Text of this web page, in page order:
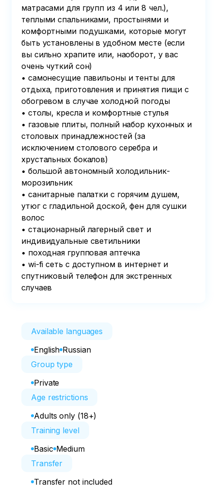
матрасами для групп из 4 или 8 чел.),
теплыми спальниками, простынями и
комфортными подушками, которые могут
быть установлены в удобном месте (если
вы сильно храпите или, наоборот, у вас
очень чуткий сон)
• самонесущие павильоны и тенты для
отдыха, приготовления и принятия пищи с
обогревом в случае холодной погоды
• столы, кресла и комфортные стулья
• газовые плиты, полный набор кухонных и
столовых принадлежностей (за
исключением столового серебра и
хрустальных бокалов)
• большой автономный холодильник-
морозильник
• санитарные палатки с горячим душем,
утюг с гладильной доской, фен для сушки
волос
• стационарный лагерный свет и
индивидуальные светильники
• походная групповая аптечка
• wi-fi сеть с доступном в интернет и
спутниковый телефон для экстренных
случаев
Available languages
English Russian
Group type
Private
Age restrictions
Adults only (18+)
Training level
Basic Medium
Transfer
Transfer not included